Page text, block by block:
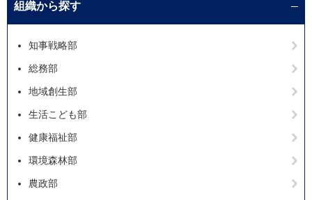
組織から探す
知事戦略部
総務部
地域創生部
生活こども部
健康福祉部
環境森林部
農政部